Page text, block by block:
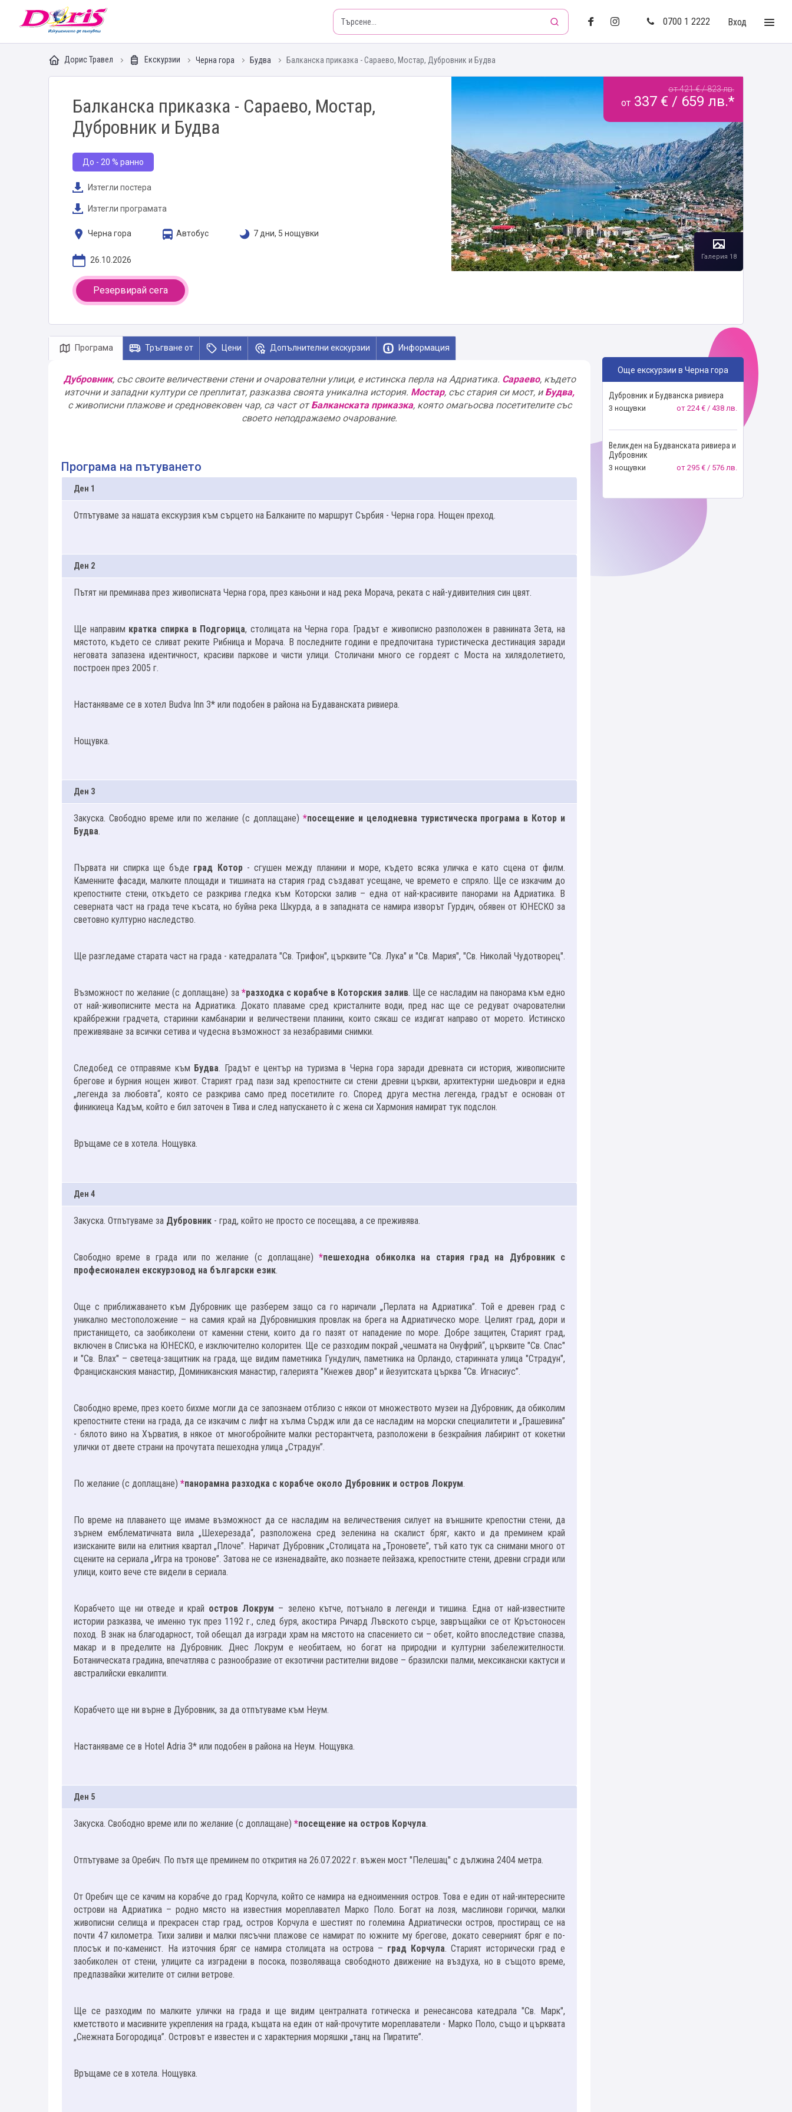
Doris - Изкушението да пътуваш
0700 1 2222
Вход
Дорис Травел Екскурзии Черна гора Будва Балканска приказка - Сараево, Мостар, Дубровник и Будва
Балканска приказка - Сараево, Мостар,
Дубровник и Будва
До - 20 % ранно
Изтегли постера
Изтегли програмата
Черна гора Автобус 7 дни, 5 нощувки
26.10.2026
Резервирай сега
от 421 € / 823 лв.
от 337 € / 659 лв.*
Галерия 18
Програма Тръгване от Цени Допълнителни екскурзии Информация
Дубровник, със своите величествени стени и очарователни улици, е истинска перла на Адриатика. Сараево, където
източни и западни култури се преплитат, разказва своята уникална история. Мостар, със стария си мост, и Будва,
с живописни плажове и средновековен чар, са част отБалканската приказка, която омагьосва посетителите със
своето неподражаемо очарование.
Програма на пътуването
Ден 1
Отпътуваме за нашата екскурзия към сърцето на Балканите по маршрут Сърбия - Черна гора. Нощен преход.
Ден 2
Пътят ни преминава през живописната Черна гора, през каньони и над река Морача, реката с най-удивителния син цвят.
Ще направим кратка спирка в Подгорица, столицата на Черна гора. Градът е живописно разположен в равнината Зета, на
мястото, където се сливат реките Рибница и Морача. В последните години е предпочитана туристическа дестинация заради
неговата запазена идентичност, красиви паркове и чисти улици. Столичани много се гордеят с Моста на хилядолетието,
построен през 2005 г.
Настаняваме се в хотел Budva Inn 3* или подобен в района на Будаванската ривиера.
Нощувка.
Ден 3
Закуска. Свободно време или по желание (с доплащане) *посещение и целодневна туристическа програма в Котор и
Будва.
Първата ни спирка ще бъде град Котор- сгушен между планини и море, където всяка уличка е като сцена от филм.
Каменните фасади, малките площади и тишината на стария град създават усещане, че времето е спряло. Ще се изкачим до
крепостните стени, откъдето се разкрива гледка към Которски залив – една от най-красивите панорами на Адриатика. В
северната част на града тече късата, но буйна река Шкурда, а в западната се намира изворът Гурдич, обявен от ЮНЕСКО за
световно културно наследство.
Ще разгледаме старата част на града - катедралата "Св. Трифон", църквите "Св. Лука" и "Св. Мария", "Св. Николай Чудотворец".
Възможност по желание (с доплащане) за *разходка с корабче в Которския залив. Ще се насладим на панорама към едно
от най-живописните места на Адриатика. Докато плаваме сред кристалните води, пред нас ще се редуват очарователни
крайбрежни градчета, старинни камбанарии и величествени планини, които сякаш се издигат направо от морето. Истинско
преживяване за всички сетива и чудесна възможност за незабравими снимки.
Следобед се отправяме към Будва. Градът е център на туризма в Черна гора заради древната си история, живописните
брегове и бурния нощен живот. Старият град пази зад крепостните си стени древни църкви, архитектурни шедьоври и една
„легенда за любовта“, която се разкрива само пред посетилите го. Според друга местна легенда, градът е основан от
финикиеца Кадъм, който е бил заточен в Тива и след напускането ѝ с жена си Хармония намират тук подслон.
Връщаме се в хотела. Нощувка.
Ден 4
Закуска. Отпътуваме за Дубровник - град, който не просто се посещава, а се преживява.
Свободно време в града или по желание (с доплащане)*пешеходна обиколка на стария град на Дубровник с
професионален екскурзовод на български език.
Още с приближаването към Дубровник ще разберем защо са го наричали „Перлата на Адриатика”. Той е древен град с
уникално местоположение – на самия край на Дубровнишкия провлак на брега на Адриатическо море. Целият град, дори и
пристанището, са заобиколени от каменни стени, които да го пазят от нападение по море. Добре защитен, Старият град,
включен в Списъка на ЮНЕСКО, е изключително колоритен. Ще се разходим покрай „чешмата на Онуфрий“, църквите "Св. Спас"
и "Св. Влах" – светеца-защитник на града, ще видим паметника Гундулич, паметника на Орландо, старинната улица "Страдун",
Францисканския манастир, Доминиканския манастир, галерията "Кнeжев двор" и йезуитската църква “Св. Игнасиус”.
Свободно време, през което бихме могли да се запознаем отблизо с някои от множеството музеи на Дубровник, да обиколим
крепостните стени на града, да се изкачим с лифт на хълма Сърдж или да се насладим на морски специалитети и „Грашевина”
- бялото вино на Хърватия, в някое от многобройните малки ресторантчета, разположени в безкрайния лабиринт от кокетни
улички от двете страни на прочутата пешеходна улица „Страдун”.
По желание (с доплащане) *панорамна разходка с корабче около Дубровник и остров Локрум.
По време на плаването ще имаме възможност да се насладим на величествения силует на външните крепостни стени, да
зърнем емблематичната вила „Шехерезада“, разположена сред зеленина на скалист бряг, както и да преминем край
изисканите вили на елитния квартал „Плоче”. Наричат Дубровник „Столицата на „Троновете”, тъй като тук са снимани много от
сцените на сериала „Игра на тронове”. Затова не се изненадвайте, ако познаете пейзажа, крепостните стени, древни сгради или
улици, които вече сте видели в сериала.
Корабчето ще ни отведе и край остров Локрум – зелено кътче, потънало в легенди и тишина. Една от най-известните
истории разказва, че именно тук през 1192 г., след буря, акостира Ричард Лъвското сърце, завръщайки се от Кръстоносен
поход. В знак на благодарност, той обещал да изгради храм на мястото на спасението си – обет, който впоследствие спазва,
макар и в пределите на Дубровник. Днес Локрум е необитаем, но богат на природни и културни забележителности.
Ботаническата градина, впечатлява с разнообразие от екзотични растителни видове – бразилски палми, мексикански кактуси и
австралийски евкалипти.
Корабчето ще ни върне в Дубровник, за да отпътуваме към Неум.
Настаняваме се в Hotel Adria 3* или подобен в района на Неум. Нощувка.
Ден 5
Закуска. Свободно време или по желание (с доплащане) *посещение на остров Корчула.
Отпътуваме за Оребич. По пътя ще преминем по открития на 26.07.2022 г. въжен мост "Пелешац" с дължина 2404 метра.
От Оребич ще се качим на корабче до град Корчула, който се намира на едноименния остров. Това е един от най-интересните
острови на Адриатика – родно място на известния мореплавател Марко Поло. Богат на лозя, маслинови горички, малки
живописни селища и прекрасен стар град, остров Корчула е шестият по големина Адриатически остров, простиращ се на
почти 47 километра. Тихи заливи и малки пясъчни плажове се намират по южните му брегове, докато северният бряг е по-
плосък и по-каменист. На източния бряг се намира столицата на острова – град Корчула. Старият исторически град е
заобиколен от стени, улиците са изградени в посока, позволяваща свободното движение на въздуха, но в същото време,
предпазвайки жителите от силни ветрове.
Ще се разходим по малките улички на града и ще видим централната готическа и ренесансова катедрала "Св. Марк",
кметството и масивните укрепления на града, къщата на един от най-прочутите мореплаватели - Марко Поло, също и църквата
„Снежната Богородица”. Островът е известен и с характерния моряшки „танц на Пиратите”.
Връщаме се в хотела. Нощувка.
Още екскурзии в Черна гора
Дубровник и Будванска ривиера
3 нощувки от 224 € / 438 лв.
Великден на Будванската ривиера и
Дубровник
3 нощувки от 295 € / 576 лв.